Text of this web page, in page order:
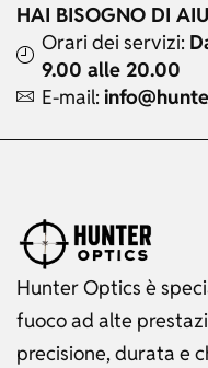
HAI BISOGNO DI
Orari dei servizi:
9.00 alle 20.00
E-mail:
Hunter Optics è
fuoco ad alte
precisione, durata e